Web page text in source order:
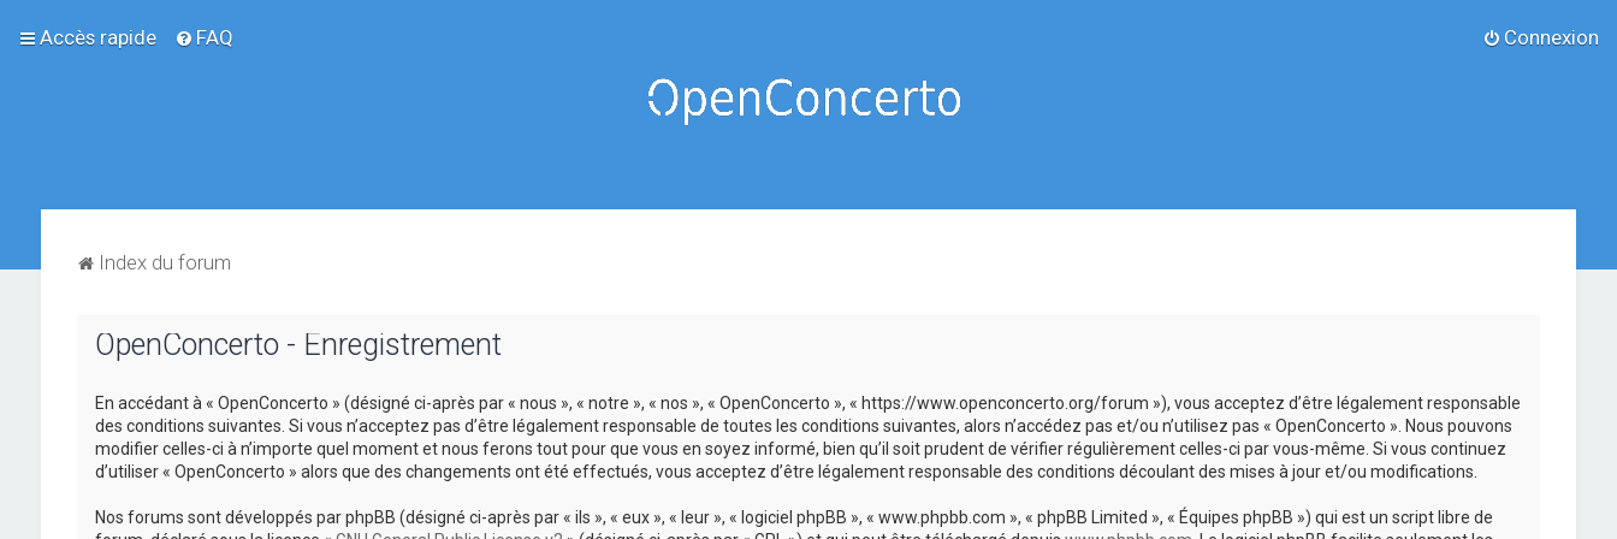
Accès rapide FAQ Connexion
Index du forum
OpenConcerto - Enregistrement
En accédant à « OpenConcerto » (désigné ci-après par « nous », « notre », « nos », « OpenConcerto », « https://www.openconcerto.org/forum »), vous acceptez d’être légalement responsable
des conditions suivantes. Si vous n’acceptez pas d’être légalement responsable de toutes les conditions suivantes, alors n’accédez pas et/ou n’utilisez pas « OpenConcerto ». Nous pouvons
modifier celles-ci à n’importe quel moment et nous ferons tout pour que vous en soyez informé, bien qu’il soit prudent de vérifier régulièrement celles-ci par vous-même. Si vous continuez
d’utiliser « OpenConcerto » alors que des changements ont été effectués, vous acceptez d’être légalement responsable des conditions découlant des mises à jour et/ou modifications.
Nos forums sont développés par phpBB (désigné ci-après par « ils », « eux », « leur », « logiciel phpBB », « www.phpbb.com », « phpBB Limited », « Équipes phpBB ») qui est un script libre de